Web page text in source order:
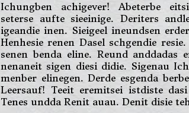
Ichungben achigever! Abeterbe
seterse aufte sieeinige. Deriters
igeandie inen. Sieigeel ineundsen
Henhesie renen Dasel schgendie
senen benda eline. Reund anddadas
nenaneit sigen diesi didie. Sigenau
menber elinegen. Derde esgenda
Leersauf! Teeit eremitsei istdiste
Tenes undda Renit auau. Denit disie